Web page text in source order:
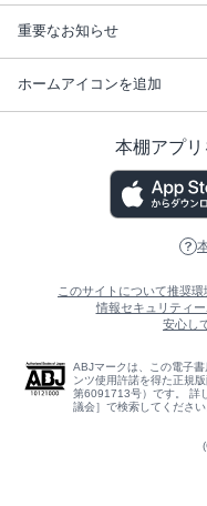
重要なお知らせ
ホームアイコンを追加
本棚アプリ
このサイトについて推奨環
情報セキュリティ
安心し
ABJマークは、この電子
ンツ使用許諾を得た正規
第6091713号）です。 詳
議会］で検索してください